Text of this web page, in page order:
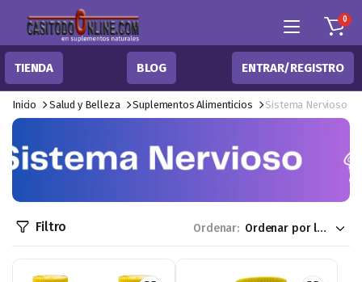
0
TIENDA BLOG ENTRAR/REGISTRO
Inicio Salud y Belleza Suplementos Alimenticios Sistema Nervioso
Filtro Ordenar: